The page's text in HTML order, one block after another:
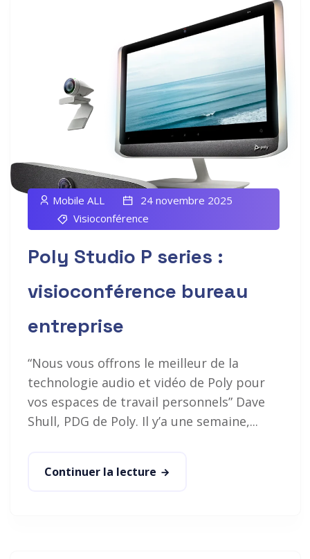
Mobile ALL
24 novembre 2025
Visioconférence
Poly Studio P series :
visioconférence bureau
entreprise
“Nous vous offrons le meilleur de la
technologie audio et vidéo de Poly pour
vos espaces de travail personnels” Dave
Shull, PDG de Poly. Il y’a une semaine,...
Continuer la lecture